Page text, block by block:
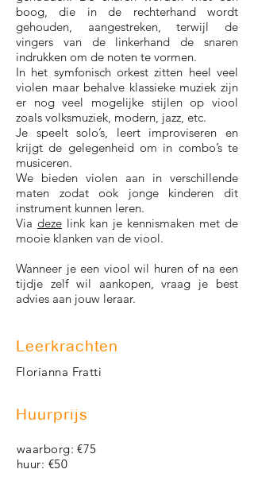
boog, die in de rechterhand wordt
gehouden, aangestreken, terwijl de
vingers van de linkerhand de snaren
indrukken om de noten te vormen.
In het symfonisch orkest zitten heel veel
violen maar behalve klassieke muziek zijn
er nog veel mogelijke stijlen op viool
zoals volksmuziek, modern, jazz, etc.
Je speelt solo’s, leert improviseren en
krijgt de gelegenheid om in combo’s te
musiceren.
We bieden violen aan in verschillende
maten zodat ook jonge kinderen dit
instrument kunnen leren.
Via deze link kan je kennismaken met de
mooie klanken van de viool.
Wanneer je een viool wil huren of na een
tijdje zelf wil aankopen, vraag je best
advies aan jouw leraar.
Leerkrachten
Florianna Fratti
Huurprijs
waarborg: €75
huur: €50